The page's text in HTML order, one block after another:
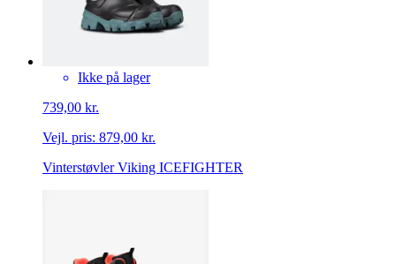
Ikke på lager
739,00 kr.
Vejl. pris: 879,00 kr.
Vinterstøvler Viking ICEFIGHTER